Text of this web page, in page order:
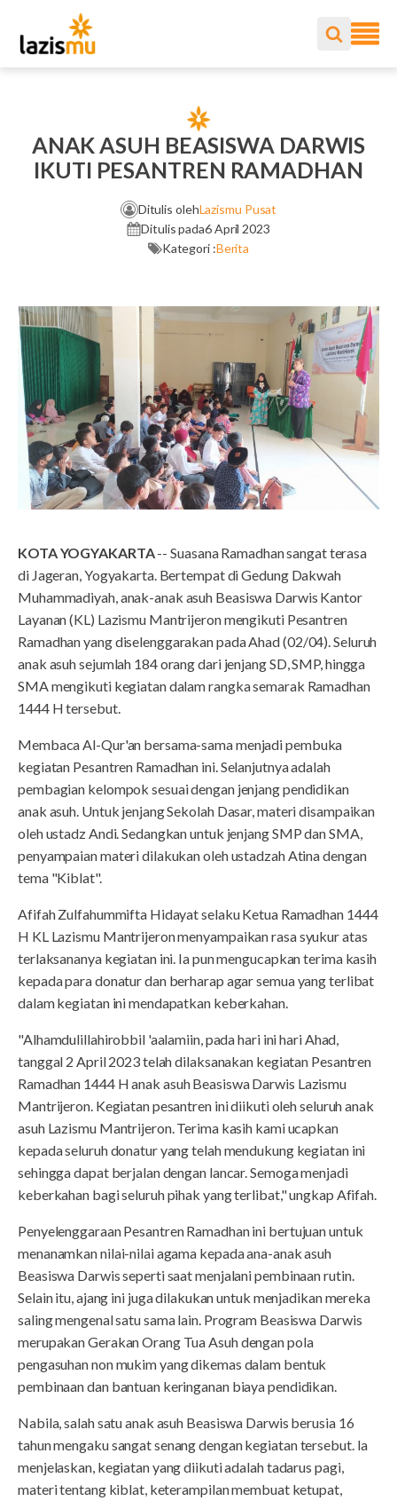
ANAK ASUH BEASISWA DARWIS
IKUTI PESANTREN RAMADHAN
Ditulis olehLazismu Pusat
Ditulis pada6 April 2023
Kategori :Berita
KOTA YOGYAKARTA-- Suasana Ramadhan sangat terasa
di Jageran, Yogyakarta. Bertempat di Gedung Dakwah
Muhammadiyah, anak-anak asuh Beasiswa Darwis Kantor
Layanan (KL) Lazismu Mantrijeron mengikuti Pesantren
Ramadhan yang diselenggarakan pada Ahad (02/04). Seluruh
anak asuh sejumlah 184 orang dari jenjang SD, SMP, hingga
SMA mengikuti kegiatan dalam rangka semarak Ramadhan
1444 H tersebut.
Membaca Al-Qur'an bersama-sama menjadi pembuka
kegiatan Pesantren Ramadhan ini. Selanjutnya adalah
pembagian kelompok sesuai dengan jenjang pendidikan
anak asuh. Untuk jenjang Sekolah Dasar, materi disampaikan
oleh ustadz Andi. Sedangkan untuk jenjang SMP dan SMA,
penyampaian materi dilakukan oleh ustadzah Atina dengan
tema "Kiblat".
Afifah Zulfahummifta Hidayat selaku Ketua Ramadhan 1444
H KL Lazismu Mantrijeron menyampaikan rasa syukur atas
terlaksananya kegiatan ini. Ia pun mengucapkan terima kasih
kepada para donatur dan berharap agar semua yang terlibat
dalam kegiatan ini mendapatkan keberkahan.
"Alhamdulillahirobbil 'aalamiin, pada hari ini hari Ahad,
tanggal 2 April 2023 telah dilaksanakan kegiatan Pesantren
Ramadhan 1444 H anak asuh Beasiswa Darwis Lazismu
Mantrijeron. Kegiatan pesantren ini diikuti oleh seluruh anak
asuh Lazismu Mantrijeron. Terima kasih kami ucapkan
kepada seluruh donatur yang telah mendukung kegiatan ini
sehingga dapat berjalan dengan lancar. Semoga menjadi
keberkahan bagi seluruh pihak yang terlibat," ungkap Afifah.
Penyelenggaraan Pesantren Ramadhan ini bertujuan untuk
menanamkan nilai-nilai agama kepada ana-anak asuh
Beasiswa Darwis seperti saat menjalani pembinaan rutin.
Selain itu, ajang ini juga dilakukan untuk menjadikan mereka
saling mengenal satu sama lain. Program Beasiswa Darwis
merupakan Gerakan Orang Tua Asuh dengan pola
pengasuhan non mukim yang dikemas dalam bentuk
pembinaan dan bantuan keringanan biaya pendidikan.
Nabila, salah satu anak asuh Beasiswa Darwis berusia 16
tahun mengaku sangat senang dengan kegiatan tersebut. Ia
menjelaskan, kegiatan yang diikuti adalah tadarus pagi,
materi tentang kiblat, keterampilan membuat ketupat,